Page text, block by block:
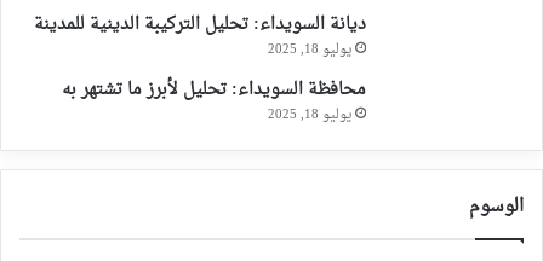
ديانة السويداء: تحليل التركيبة الدينية للمدينة
يوليو 18, 2025
محافظة السويداء: تحليل لأبرز ما تشتهر به
يوليو 18, 2025
الوسوم